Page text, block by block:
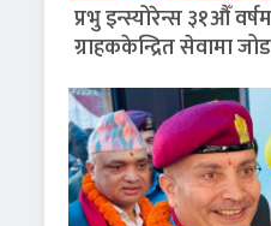
प्रभु इन्स्योरेन्स ३१औँ
ग्राहककेन्द्रित सेवामा जोड